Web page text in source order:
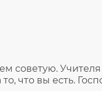
советую. Учителя
что вы есть.